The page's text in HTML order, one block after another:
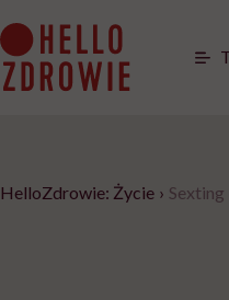
HelloZdrowie: Życie › Sexting